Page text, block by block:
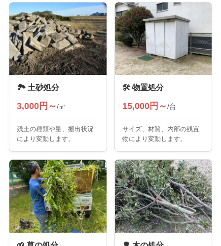
🏞️ 土砂処分
3,000円～/㎥
残土の種類や量、搬出状況
により変動します。
🛠️ 物置処分
15,000円～/台
サイズ、材質、内部の残置
物により変動します。